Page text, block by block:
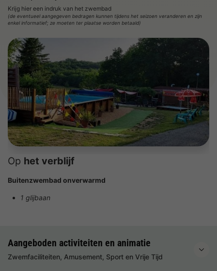
Krijg hier een indruk van het zwembad
(de eventueel aangegeven bedragen kunnen tijdens het seizoen veranderen en zijn
enkel informatief; ze moeten ter plaatse worden betaald)
Op het verblijf
Buitenzwembad onverwarmd
1 glijbaan
Aangeboden activiteiten en animatie
Zwemfaciliteiten, Amusement, Sport en Vrije Tijd